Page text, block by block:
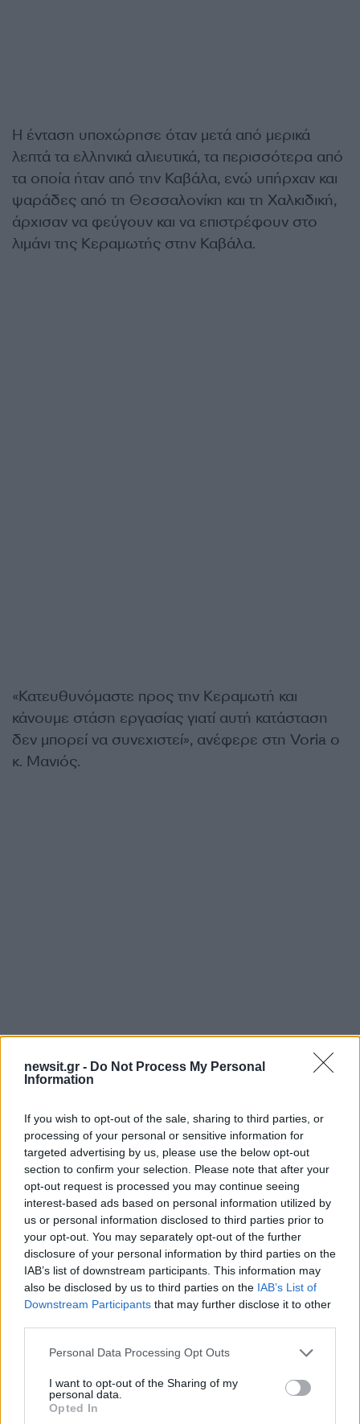
newsit.gr - Do Not Process My Personal
Information
If you wish to opt-out of the sale, sharing to third parties, or
processing of your personal or sensitive information for
targeted advertising by us, please use the below opt-out
section to confirm your selection. Please note that after your
opt-out request is processed you may continue seeing
interest-based ads based on personal information utilized by
us or personal information disclosed to third parties prior to
your opt-out. You may separately opt-out of the further
disclosure of your personal information by third parties on the
IAB’s list of downstream participants. This information may
also be disclosed by us to third parties on the IAB’s List of
Downstream Participants that may further disclose it to other
Please note that this website/app uses one or more Google
not limited to your visit or usage behaviour. You may click to
grant or deny consent to Google and its third-party tags to
use your data for below specified purposes in below Google
Personal Data Processing Opt Outs
I want to opt-out of the Sharing of my
personal data.
Opted In
Η ένταση υποχώρησε όταν μετά από μερικά
λεπτά τα ελληνικά αλιευτικά, τα περισσότερα από
τα οποία ήταν από την Καβάλα, ενώ υπήρχαν και
ψαράδες από τη Θεσσαλονίκη και τη Χαλκιδική,
άρχισαν να φεύγουν και να επιστρέφουν στο
λιμάνι της Κεραμωτής στην Καβάλα.
«Κατευθυνόμαστε προς την Κεραμωτή και
κάνουμε στάση εργασίας γιατί αυτή κατάσταση
δεν μπορεί να συνεχιστεί», ανέφερε στη Voria ο
κ. Μανιός.
Σημειώνεται πως αυτό το διάστημα τα γρι-γρι
ψαρεύουν γάβρο, ενώ δεν είναι η πρώτη φορά
που οι ψαράδες διαμαρτύρονται για μεγάλο
αριθμό τουρκικών σκαφών στο θρακικό
πέλαγος.
ΔΙΑΦΗΜΙΣΗ